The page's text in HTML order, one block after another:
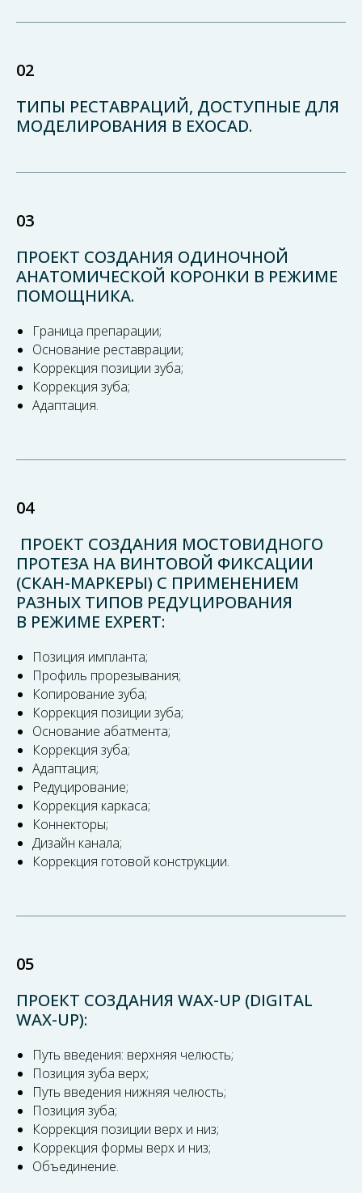
02
ТИПЫ РЕСТАВРАЦИЙ, ДОСТУПНЫЕ ДЛЯ
МОДЕЛИРОВАНИЯ В EXOCAD.
03
ПРОЕКТ СОЗДАНИЯ ОДИНОЧНОЙ
АНАТОМИЧЕСКОЙ КОРОНКИ В РЕЖИМЕ
ПОМОЩНИКА.
Граница препарации;
Основание реставрации;
Коррекция позиции зуба;
Коррекция зуба;
Адаптация.
04
ПРОЕКТ СОЗДАНИЯ МОСТОВИДНОГО
ПРОТЕЗА НА ВИНТОВОЙ ФИКСАЦИИ
(СКАН-МАРКЕРЫ) С ПРИМЕНЕНИЕМ
РАЗНЫХ ТИПОВ РЕДУЦИРОВАНИЯ
В РЕЖИМЕ EXPERT:
Позиция импланта;
Профиль прорезывания;
Копирование зуба;
Коррекция позиции зуба;
Основание абатмента;
Коррекция зуба;
Адаптация;
Редуцирование;
Коррекция каркаса;
Коннекторы;
Дизайн канала;
Коррекция готовой конструкции.
05
ПРОЕКТ СОЗДАНИЯ WAX-UP (DIGITAL
WAX-UP):
Путь введения: верхняя челюсть;
Позиция зуба верх;
Путь введения нижняя челюсть;
Позиция зуба;
Коррекция позиции верх и низ;
Коррекция формы верх и низ;
Объединение.